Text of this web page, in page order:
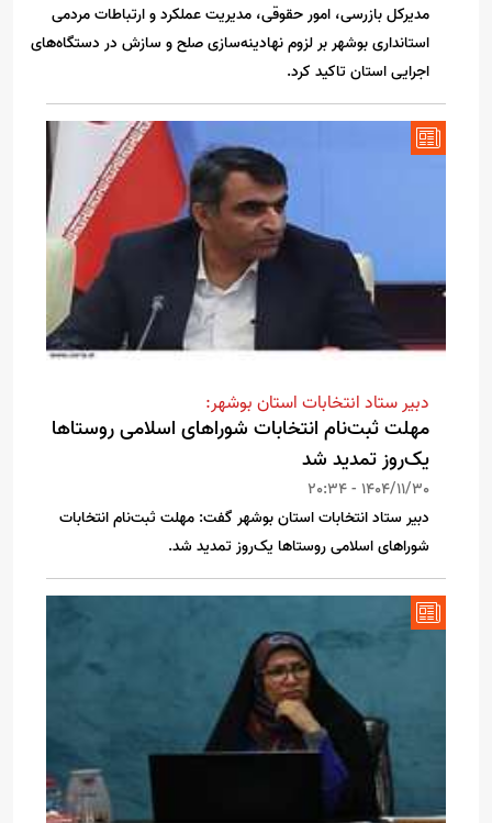
مدیرکل بازرسی، امور حقوقی، مدیریت عملکرد و ارتباطات مردمی
استانداری بوشهر بر لزوم نهادینه‌سازی صلح و سازش در دستگاه‌های
اجرایی استان تاکید کرد.
دبیر ستاد انتخابات استان بوشهر:
مهلت ثبت‌نام انتخابات شوراهای اسلامی روستاها
یک‌روز تمدید شد
1404/11/30 - 20:34
دبیر ستاد انتخابات استان بوشهر گفت: مهلت ثبت‌نام انتخابات
شوراهای اسلامی روستاها یک‌روز تمدید شد.